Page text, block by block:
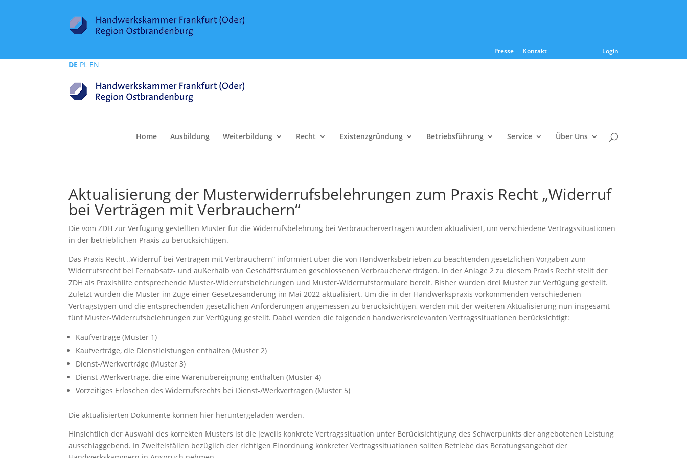
Presse Kontakt Login
DE PL EN
Home Ausbildung Weiterbildung Recht Existenzgründung Betriebsführung Service Über Uns
Aktualisierung der Musterwiderrufsbelehrungen zum Praxis Recht „Widerruf
bei Verträgen mit Verbrauchern“
Die vom ZDH zur Verfügung gestellten Muster für die Widerrufsbelehrung bei Verbraucherverträgen wurden aktualisiert, um verschiedene Vertragssituationen
in der betrieblichen Praxis zu berücksichtigen.
Das Praxis Recht „Widerruf bei Verträgen mit Verbrauchern“ informiert über die von Handwerksbetrieben zu beachtenden gesetzlichen Vorgaben zum
Widerrufsrecht bei Fernabsatz- und außerhalb von Geschäftsräumen geschlossenen Verbraucherverträgen. In der Anlage 2 zu diesem Praxis Recht stellt der
ZDH als Praxishilfe entsprechende Muster-Widerrufsbelehrungen und Muster-Widerrufsformulare bereit. Bisher wurden drei Muster zur Verfügung gestellt.
Zuletzt wurden die Muster im Zuge einer Gesetzesänderung im Mai 2022 aktualisiert. Um die in der Handwerkspraxis vorkommenden verschiedenen
Vertragstypen und die entsprechenden gesetzlichen Anforderungen angemessen zu berücksichtigen, werden mit der weiteren Aktualisierung nun insgesamt
fünf Muster-Widerrufsbelehrungen zur Verfügung gestellt. Dabei werden die folgenden handwerksrelevanten Vertragssituationen berücksichtigt:
Kaufverträge (Muster 1)
Kaufverträge, die Dienstleistungen enthalten (Muster 2)
Dienst-/Werkverträge (Muster 3)
Dienst-/Werkverträge, die eine Warenübereignung enthalten (Muster 4)
Vorzeitiges Erlöschen des Widerrufsrechts bei Dienst-/Werkverträgen (Muster 5)
Die aktualisierten Dokumente können hier heruntergeladen werden.
Hinsichtlich der Auswahl des korrekten Musters ist die jeweils konkrete Vertragssituation unter Berücksichtigung des Schwerpunkts der angebotenen Leistung
ausschlaggebend. In Zweifelsfällen bezüglich der richtigen Einordnung konkreter Vertragssituationen sollten Betriebe das Beratungsangebot der